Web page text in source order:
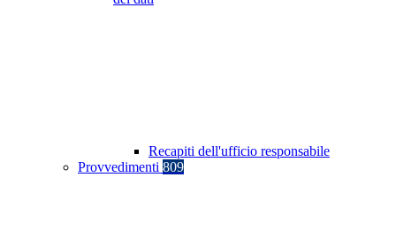
Recapiti dell'ufficio responsabile
Provvedimenti 809